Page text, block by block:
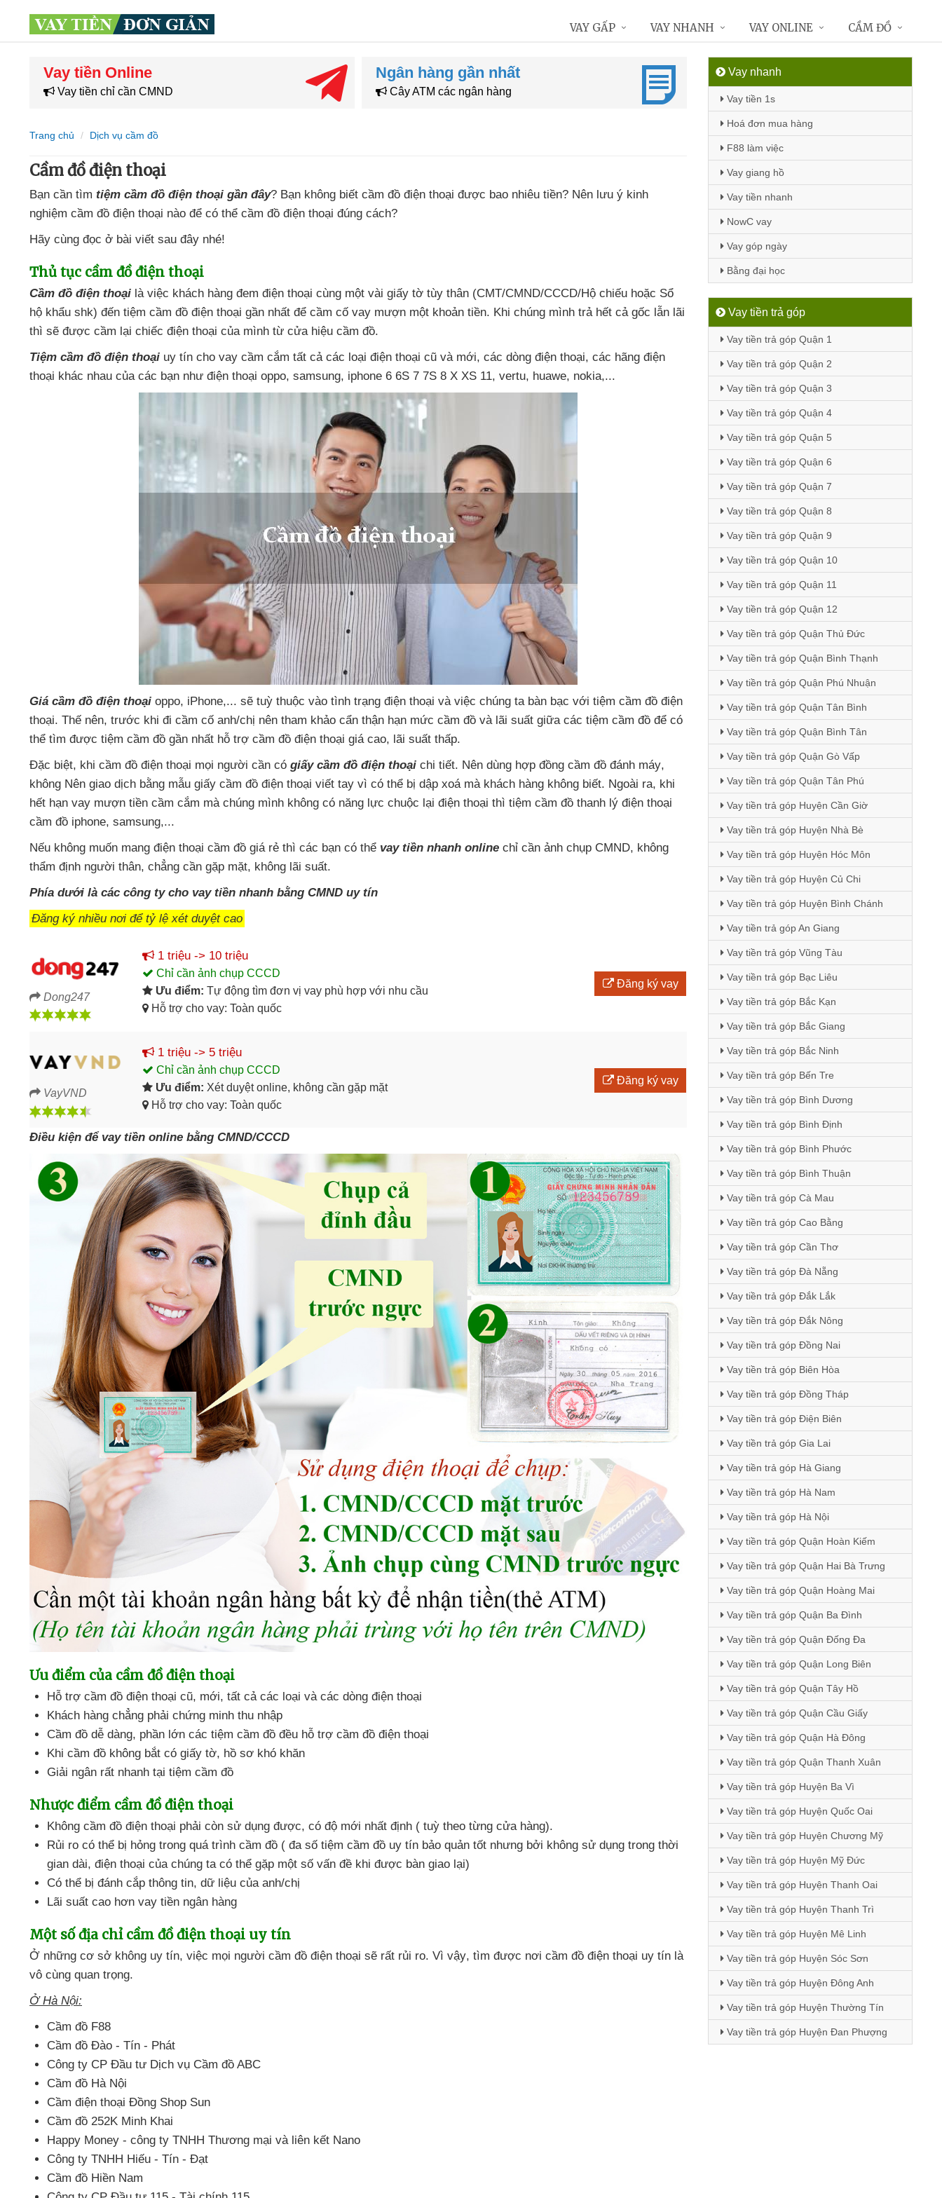
Vay tiền Online
Vay tiền chỉ cần CMND
Ngân hàng gần nhất
Cây ATM các ngân hàng
Trang chủ Dịch vụ cầm đồ
Cầm đồ điện thoại
Bạn cần tìm tiệm cầm đồ điện thoại gần đây? Bạn không biết cầm đồ điện thoại được bao nhiêu tiền? Nên lưu ý kinh
nghiệm cầm đồ điện thoại nào để có thể cầm đồ điện thoại đúng cách?
Hãy cùng đọc ở bài viết sau đây nhé!
Thủ tục cầm đồ điện thoại
Cầm đồ điện thoại là việc khách hàng đem điện thoại cùng một vài giấy tờ tùy thân (CMT/CMND/CCCD/Hộ chiếu hoặc Sổ
hộ khẩu shk) đến tiệm cầm đồ điện thoại gần nhất để cầm cố vay mượn một khoản tiền. Khi chúng mình trả hết cả gốc lẫn lãi
thì sẽ được cầm lại chiếc điện thoại của mình từ cửa hiệu cầm đồ.
Tiệm cầm đồ điện thoại uy tín cho vay cầm cắm tất cả các loại điện thoại cũ và mới, các dòng điện thoại, các hãng điện
thoại khác nhau của các bạn như điện thoại oppo, samsung, iphone 6 6S 7 7S 8 X XS 11, vertu, huawe, nokia,...
Giá cầm đồ điện thoại oppo, iPhone,... sẽ tuỳ thuộc vào tình trạng điện thoại và việc chúng ta bàn bạc với tiệm cầm đồ điện
thoại. Thế nên, trước khi đi cầm cố anh/chị nên tham khảo cẩn thận hạn mức cầm đồ và lãi suất giữa các tiệm cầm đồ để có
thể tìm được tiệm cầm đồ gần nhất hỗ trợ cầm đồ điện thoại giá cao, lãi suất thấp.
Đặc biệt, khi cầm đồ điện thoại mọi người cần có giấy cầm đồ điện thoại chi tiết. Nên dùng hợp đồng cầm đồ đánh máy,
không Nên giao dịch bằng mẫu giấy cầm đồ điện thoại viết tay vì có thể bị dập xoá mà khách hàng không biết. Ngoài ra, khi
hết hạn vay mượn tiền cầm cắm mà chúng mình không có năng lực chuộc lại điện thoại thì tiệm cầm đồ thanh lý điện thoại
cầm đồ iphone, samsung,...
Nếu không muốn mang điện thoại cầm đồ giá rẻ thì các bạn có thể vay tiền nhanh online chỉ cần ảnh chụp CMND, không
thẩm định người thân, chẳng cần gặp mặt, không lãi suất.
Phía dưới là các công ty cho vay tiền nhanh bằng CMND uy tín
Đăng ký nhiều nơi để tỷ lệ xét duyệt cao
Dong247
1 triệu -> 10 triệu
Chỉ cần ảnh chụp CCCD
Ưu điểm: Tự động tìm đơn vị vay phù hợp với nhu cầu
Hỗ trợ cho vay: Toàn quốc
Đăng ký vay
VayVND
1 triệu -> 5 triệu
Chỉ cần ảnh chụp CCCD
Ưu điểm: Xét duyệt online, không cần gặp mặt
Hỗ trợ cho vay: Toàn quốc
Đăng ký vay
Điều kiện để vay tiền online bằng CMND/CCCD
Ưu điểm của cầm đồ điện thoại
Hỗ trợ cầm đồ điện thoại cũ, mới, tất cả các loại và các dòng điện thoại
Khách hàng chẳng phải chứng minh thu nhập
Cầm đồ dễ dàng, phần lớn các tiệm cầm đồ đều hỗ trợ cầm đồ điện thoại
Khi cầm đồ không bắt có giấy tờ, hồ sơ khó khăn
Giải ngân rất nhanh tại tiệm cầm đồ
Nhược điểm cầm đồ điện thoại
Không cầm đồ điện thoại phải còn sử dụng được, có độ mới nhất định ( tuỳ theo từng cửa hàng).
Rủi ro có thể bị hỏng trong quá trình cầm đồ ( đa số tiệm cầm đồ uy tín bảo quản tốt nhưng bởi không sử dụng trong thời
gian dài, điện thoại của chúng ta có thể gặp một số vấn đề khi được bàn giao lại)
Có thể bị đánh cắp thông tin, dữ liệu của anh/chị
Lãi suất cao hơn vay tiền ngân hàng
Một số địa chỉ cầm đồ điện thoại uy tín
Ở những cơ sở không uy tín, việc mọi người cầm đồ điện thoại sẽ rất rủi ro. Vì vậy, tìm được nơi cầm đồ điện thoại uy tín là
vô cùng quan trọng.
Ở Hà Nội:
Cầm đồ F88
Cầm đồ Đào - Tín - Phát
Công ty CP Đầu tư Dịch vụ Cầm đồ ABC
Cầm đồ Hà Nội
Cầm điện thoại Đồng Shop Sun
Cầm đồ 252K Minh Khai
Happy Money - công ty TNHH Thương mại và liên kết Nano
Công ty TNHH Hiếu - Tín - Đạt
Cầm đồ Hiền Nam
Vay nhanh
Vay tiền 1s
Hoá đơn mua hàng
F88 làm việc
Vay giang hồ
Vay tiền nhanh
NowC vay
Vay góp ngày
Bằng đại học
Vay tiền trả góp
Vay tiền trả góp Quận 1
Vay tiền trả góp Quận 2
Vay tiền trả góp Quận 3
Vay tiền trả góp Quận 4
Vay tiền trả góp Quận 5
Vay tiền trả góp Quận 6
Vay tiền trả góp Quận 7
Vay tiền trả góp Quận 8
Vay tiền trả góp Quận 9
Vay tiền trả góp Quận 10
Vay tiền trả góp Quận 11
Vay tiền trả góp Quận 12
Vay tiền trả góp Quận Thủ Đức
Vay tiền trả góp Quận Bình Thạnh
Vay tiền trả góp Quận Phú Nhuận
Vay tiền trả góp Quận Tân Bình
Vay tiền trả góp Quận Bình Tân
Vay tiền trả góp Quận Gò Vấp
Vay tiền trả góp Quận Tân Phú
Vay tiền trả góp Huyện Cần Giờ
Vay tiền trả góp Huyện Nhà Bè
Vay tiền trả góp Huyện Hóc Môn
Vay tiền trả góp Huyện Củ Chi
Vay tiền trả góp Huyện Bình Chánh
Vay tiền trả góp An Giang
Vay tiền trả góp Vũng Tàu
Vay tiền trả góp Bạc Liêu
Vay tiền trả góp Bắc Kạn
Vay tiền trả góp Bắc Giang
Vay tiền trả góp Bắc Ninh
Vay tiền trả góp Bến Tre
Vay tiền trả góp Bình Dương
Vay tiền trả góp Bình Định
Vay tiền trả góp Bình Phước
Vay tiền trả góp Bình Thuận
Vay tiền trả góp Cà Mau
Vay tiền trả góp Cao Bằng
Vay tiền trả góp Cần Thơ
Vay tiền trả góp Đà Nẵng
Vay tiền trả góp Đắk Lắk
Vay tiền trả góp Đắk Nông
Vay tiền trả góp Đồng Nai
Vay tiền trả góp Biên Hòa
Vay tiền trả góp Đồng Tháp
Vay tiền trả góp Điện Biên
Vay tiền trả góp Gia Lai
Vay tiền trả góp Hà Giang
Vay tiền trả góp Hà Nam
Vay tiền trả góp Hà Nội
Vay tiền trả góp Quận Hoàn Kiếm
Vay tiền trả góp Quận Hai Bà Trưng
Vay tiền trả góp Quận Hoàng Mai
Vay tiền trả góp Quận Ba Đình
Vay tiền trả góp Quận Đống Đa
Vay tiền trả góp Quận Long Biên
Vay tiền trả góp Quận Tây Hồ
Vay tiền trả góp Quận Cầu Giấy
Vay tiền trả góp Quận Hà Đông
Vay tiền trả góp Quận Thanh Xuân
Vay tiền trả góp Huyện Ba Vì
Vay tiền trả góp Huyện Quốc Oai
Vay tiền trả góp Huyện Chương Mỹ
Vay tiền trả góp Huyện Mỹ Đức
Vay tiền trả góp Huyện Thanh Oai
Vay tiền trả góp Huyện Thanh Trì
Vay tiền trả góp Huyện Mê Linh
Vay tiền trả góp Huyện Sóc Sơn
Vay tiền trả góp Huyện Đông Anh
Vay tiền trả góp Huyện Thường Tín
Vay tiền trả góp Huyện Đan Phượng
VAY GẤP VAY NHANH VAY ONLINE CẦM ĐỒ